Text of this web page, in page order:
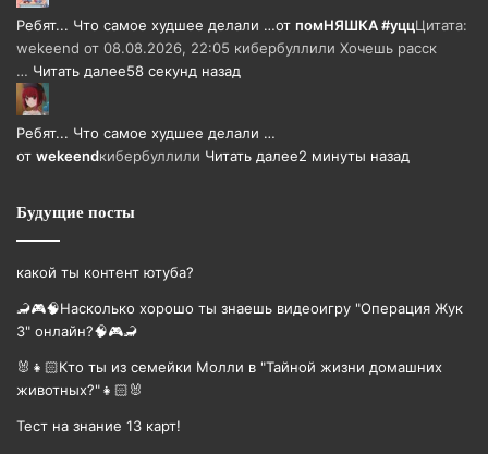
Ребят... Что самое худшее делали …от помНЯШКА #уццЦитата:
wekeend от 08.08.2026, 22:05 кибербуллили Хочешь расск
… Читать далее58 секунд назад
Ребят... Что самое худшее делали …
от wekeendкибербуллили Читать далее2 минуты назад
Будущие посты
какой ты контент ютуба?
🦂🎮🧠Насколько хорошо ты знаешь видеоигру "Операция Жук
3" онлайн?🧠🎮🦂
🐰👧🏻Кто ты из семейки Молли в "Тайной жизни домашних
животных?"👧🏻🐰
Тест на знание 13 карт!